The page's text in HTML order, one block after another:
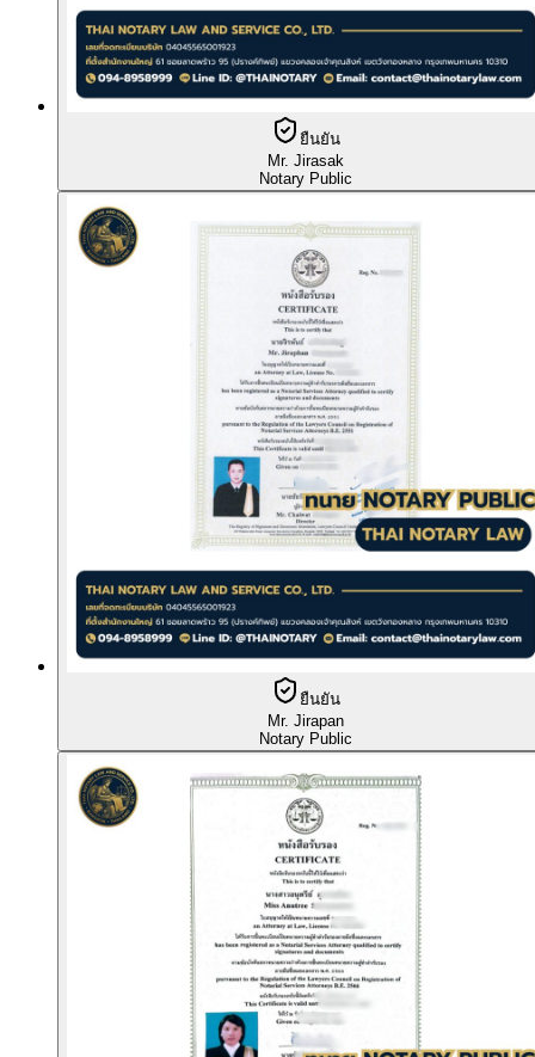
ยืนยัน
Mr. Jirasak
Notary Public
ยืนยัน
Mr. Jirapan
Notary Public